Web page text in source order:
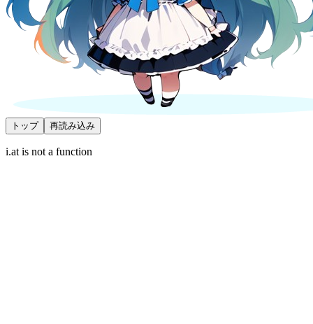
トップ 再読み込み
i.at is not a function